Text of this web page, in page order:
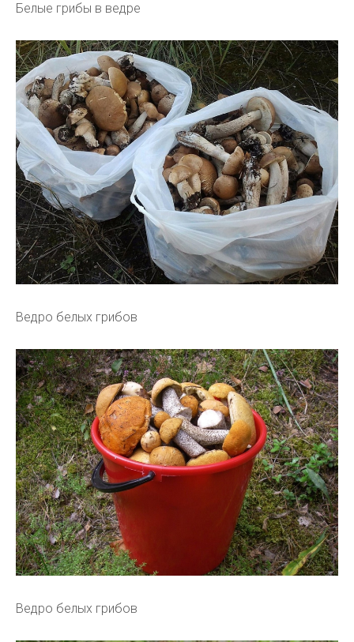
Белые грибы в ведре
Ведро белых грибов
Ведро белых грибов